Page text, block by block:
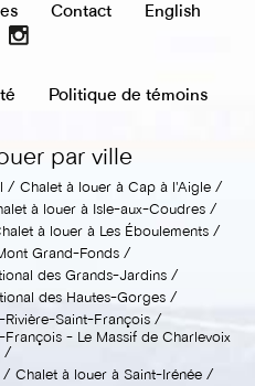
Contact English
Politique de témoins
par ville
Chalet à louer à Cap à l'Aigle
à louer à Isle-aux-Coudres
à louer à Les Éboulements
Grand-Fonds
des Grands-Jardins
des Hautes-Gorges
Saint-François
- Le Massif de Charlevoix
Chalet à louer à Saint-Irénée